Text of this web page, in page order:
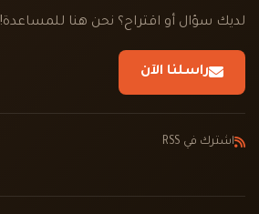
لديك سؤال أو اقتراح؟ نحن هنا للمساعدة!
راسلنا الآن
اشترك في RSS